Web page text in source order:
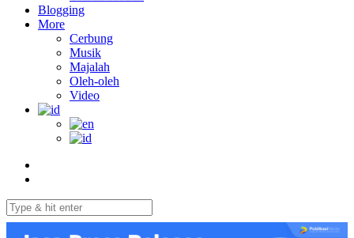
Blogging
More
Cerbung
Musik
Majalah
Oleh-oleh
Video